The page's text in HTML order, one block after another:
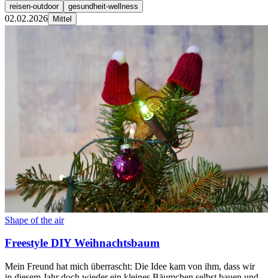
reisen-outdoor gesundheit-wellness
02.02.2026 Mittel
Shape of the air
Freestyle DIY Weihnachtsbaum
Mein Freund hat mich überrascht: Die Idee kam von ihm, dass wir